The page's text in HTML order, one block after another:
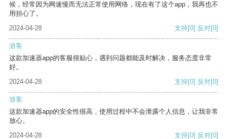
候，经常因为网速慢而无法正常使用网络，现在有了这个app，我再也不
用担心了。
2024-04-28
支持[0] 反对[0]
游客
这款加速器app的客服很贴心，遇到问题都能及时解决，服务态度非常
好。
2024-04-28
支持[0] 反对[0]
游客
这款加速器app的安全性很高，使用过程中不会泄露个人信息，让我非常
放心。
2024-04-28
支持[0] 反对[0]